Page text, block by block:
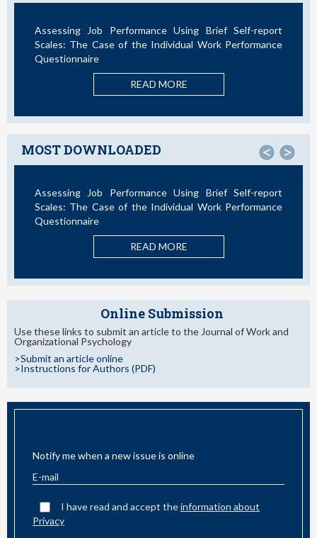
Assessing Job Performance Using Brief Self-report
Scales: The Case of the Individual Work Performance
Questionnaire
READ MORE
MOST DOWNLOADED < >
Assessing Job Performance Using Brief Self-report
Scales: The Case of the Individual Work Performance
Questionnaire
READ MORE
Online Submission
Use these links to submit an article to the Journal of Work and
Organizational Psychology
>Submit an article online
>Instructions for Authors (PDF)
Notify me when a new issue is online
I have read and accept theinformation about
Privacy